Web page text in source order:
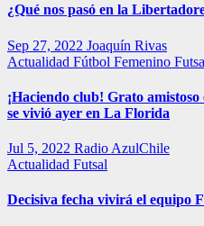
¿Qué nos pasó en la
Sep 27, 2022 Joaquín Rivas
Actualidad Fútbol Femenino
¡Haciendo club! Grato
se vivió ayer en La Florida
Jul 5, 2022 Radio AzulChile
Actualidad Futsal
Decisiva fecha vivirá el equipo